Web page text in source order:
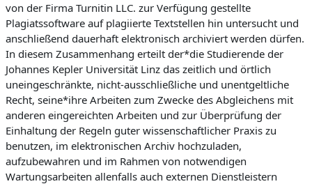
von der Firma Turnitin LLC. zur Verfügung gestellte
Plagiatssoftware auf plagiierte Textstellen hin untersucht und
anschließend dauerhaft elektronisch archiviert werden dürfen.
In diesem Zusammenhang erteilt der*die Studierende der
Johannes Kepler Universität Linz das zeitlich und örtlich
uneingeschränkte, nicht-ausschließliche und unentgeltliche
Recht, seine*ihre Arbeiten zum Zwecke des Abgleichens mit
anderen eingereichten Arbeiten und zur Überprüfung der
Einhaltung der Regeln guter wissenschaftlicher Praxis zu
benutzen, im elektronischen Archiv hochzuladen,
aufzubewahren und im Rahmen von notwendigen
Wartungsarbeiten allenfalls auch externen Dienstleistern